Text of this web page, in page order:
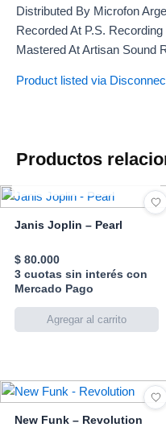
Distributed By Microfon
Recorded At P.S. Recording
Mastered At Artisan Sound
Product listed via
Productos
Janis Joplin – Pearl
$80.000
3 cuotas sin interés con
Mercado Pago
New Funk – Revolution